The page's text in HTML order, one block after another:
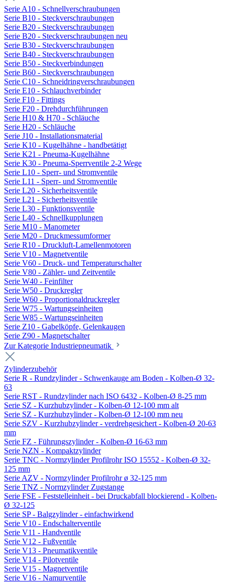
Serie A10 - Schnellverschraubungen
Serie B10 - Steckverschraubungen
Serie B20 - Steckverschraubungen
Serie B20 - Steckverschraubungen neu
Serie B30 - Steckverschraubungen
Serie B40 - Steckverschraubungen
Serie B50 - Steckverbindungen
Serie B60 - Steckverschraubungen
Serie C10 - Schneidringverschraubungen
Serie E10 - Schlauchverbinder
Serie F10 - Fittings
Serie F20 - Drehdurchführungen
Serie H10 & H70 - Schläuche
Serie H20 - Schläuche
Serie J10 - Installationsmaterial
Serie K10 - Kugelhähne - handbetätigt
Serie K21 - Pneuma-Kugelhähne
Serie K30 - Pneuma-Sperrventile 2-2 Wege
Serie L10 - Sperr- und Stromventile
Serie L11 - Sperr- und Stromventile
Serie L20 - Sicherheitsventile
Serie L21 - Sicherheitsventile
Serie L30 - Funktionsventile
Serie L40 - Schnellkupplungen
Serie M10 - Manometer
Serie M20 - Druckmessumformer
Serie R10 - Druckluft-Lamellenmotoren
Serie V10 - Magnetventile
Serie V60 - Druck- und Temperaturschalter
Serie V80 - Zähler- und Zeitventile
Serie W40 - Feinfilter
Serie W50 - Druckregler
Serie W60 - Proportionaldruckregler
Serie W75 - Wartungseinheiten
Serie W85 - Wartungseinheiten
Serie Z10 - Gabelköpfe, Gelenkaugen
Serie Z90 - Magnetschalter
Zur Kategorie Industriepneumatik
Zylinderzubehör
Serie R - Rundzylinder - Schwenkauge am Boden - Kolben-Ø 32-
63
Serie RST - Rundzylinder nach ISO 6432 - Kolben-Ø 8-25 mm
Serie SZ - Kurzhubzylinder - Kolben-Ø 12-100 mm alt
Serie SZ - Kurzhubzylinder - Kolben-Ø 12-100 mm neu
Serie SZV - Kurzhubzylinder - verdrehgesichert - Kolben-Ø 20-63
mm
Serie FZ - Führungszylinder - Kolben-Ø 16-63 mm
Serie NZN - Kompaktzylinder
Serie TNC - Normzylinder Profilrohr ISO 15552 - Kolben-Ø 32-
125 mm
Serie AZV - Normzylinder Profilrohr ø 32-125 mm
Serie TNZ - Normzylinder Zugstange
Serie FSE - Feststelleinheit - bei Druckabfall blockierend - Kolben-
Ø 32-125
Serie SP - Balgzylinder - einfachwirkend
Serie V10 - Endschalterventile
Serie V11 - Handventile
Serie V12 - Fußventile
Serie V13 - Pneumatikventile
Serie V14 - Pilotventile
Serie V15 - Magnetventile
Serie V16 - Namurventile